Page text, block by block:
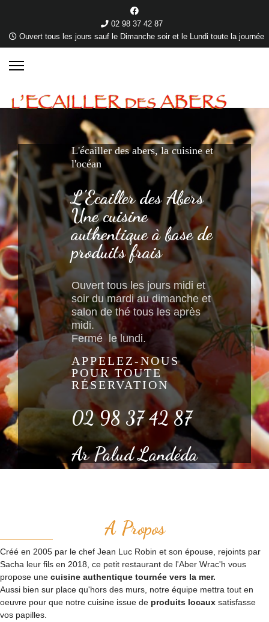
02 98 37 42 87
Ouvert tous les jours sauf le Dimanche soir et le Lundi toute la journée
L'écailler des abers, la cuisine et
l'océan
L'Ecailler des Abers
Une cuisine
authentique à base de
produits frais
Ouvert tous les jours midi et
soir du mardi au dimanche et
salon de thé tous les après
midi.
Fermé le lundi.
APPELEZ-NOUS
POUR TOUTE
RÉSERVATION
02 98 37 42 87
Ar Palud Landéda
A Propos
Créé en 2005 par le chef Jean Luc Robin et son épouse, rejoints par
Sacha leur fils en 2018, ce petit restaurant de l'Aber Wrac'h vous
propose une cuisine authentique tournée vers la mer.
Aussi bien sur place qu'hors des murs, notre équipe mettra tout en
oeuvre pour que notre cuisine issue de produits locaux satisfasse
vos papilles.